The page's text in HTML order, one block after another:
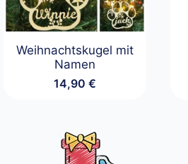
Weihnachtskugel mit
Namen
14,90€